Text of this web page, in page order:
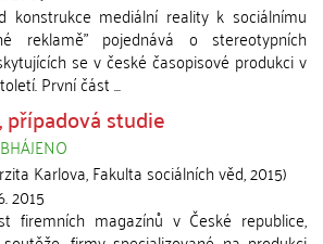
konstrukce mediální reality k sociálnímu
reklamě" pojednává o stereotypních
se v české časopisové produkci v
První část ...
případová studie
Karlova, Fakulta sociálních věd,2015)
2015
firemních magazínů v České republice,